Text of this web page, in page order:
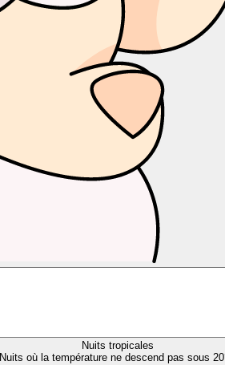
Nuits tropicales
Nuits où la température ne descend pas sous